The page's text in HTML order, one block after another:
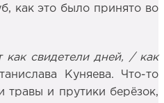
как это было принято во
как свидетели дней, / как
Куняева. Что-то
травы и прутики берёзок,